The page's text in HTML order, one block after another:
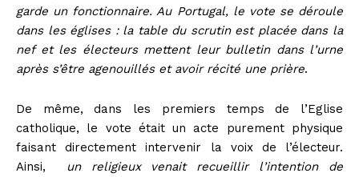
garde un fonctionnaire. Au Portugal, le vote se déroule
dans les églises : la table du scrutin est placée dans la
nef et les électeurs mettent leur bulletin dans l’urne
après s’être agenouillés et avoir récité une prière.
De même, dans les premiers temps de l’Eglise
catholique, le vote était un acte purement physique
faisant directement intervenir la voix de l’électeur.
Ainsi, un religieux venait recueillir l’intention de